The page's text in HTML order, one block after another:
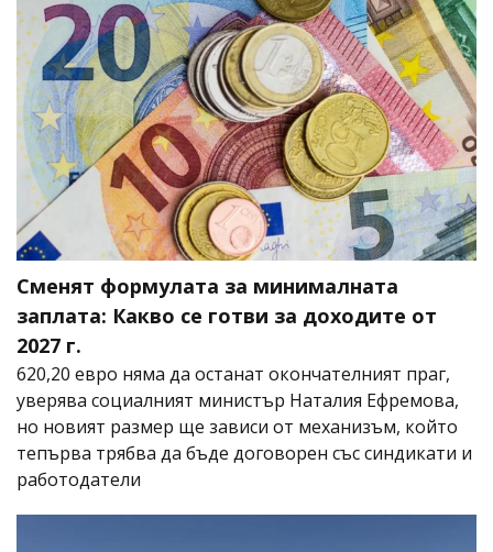
Сменят формулата за минималната
заплата: Какво се готви за доходите от
2027 г.
620,20 евро няма да останат окончателният праг,
уверява социалният министър Наталия Ефремова,
но новият размер ще зависи от механизъм, който
тепърва трябва да бъде договорен със синдикати и
работодатели